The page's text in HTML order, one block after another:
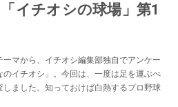
イチオシの球場」第1
ーマから、イチオシ編集部独自でアンケー
のイチオシ」。今回は、一度は足を運ぶべ
ました。知っておけば白熱するプロ野球